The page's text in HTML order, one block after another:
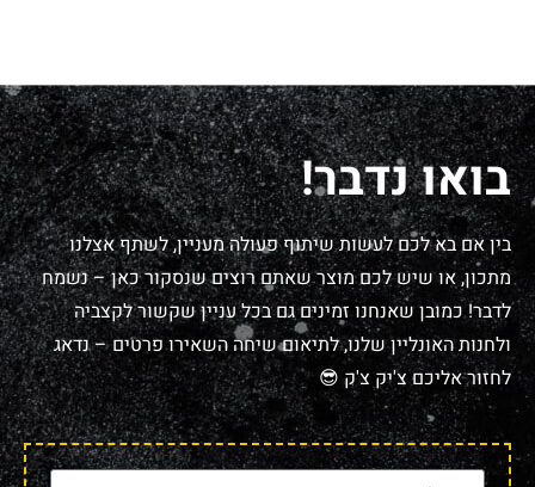
בואו נדבר!
בין אם בא לכם לעשות שיתוף פעולה מעניין, לשתף אצלנו
מתכון, או שיש לכם מוצר שאתם רוצים שנסקור כאן – נשמח
לדבר! כמובן שאנחנו זמינים גם בכל עניין שקשור לקצביה
ולחנות האונליין שלנו, לתיאום שיחה השאירו פרטים – נדאג
לחזור אליכם צ'יק צ'ק 😎